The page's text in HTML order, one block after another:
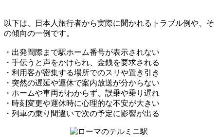
以下は、日本人旅行者から実際に聞かれるトラブル例や、そ
の傾向の一例 です。
・出発間際まで駅ホーム番号が表示されない
・手伝うと声をかけられ、金銭を要求される
・利用客が密集する場所でのスリや置き引き
・突然の遅延や運休で案内放送が分からない
・ホームや車両がわからず、誤乗や乗り遅れ
・時刻変更や運休時に心理的な不安が大きい
・列車の乗り間違いで次の予定に影響が出る